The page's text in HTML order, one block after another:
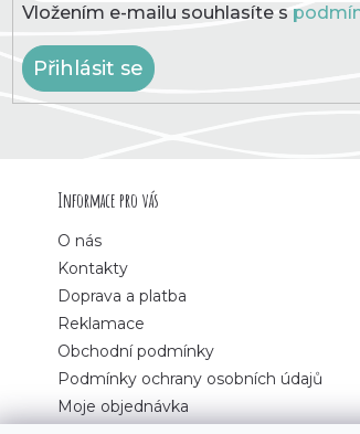
Vložením e-mailu souhlasíte s
Přihlásit se
Informace pro vás
O nás
Kontakty
Doprava a platba
Reklamace
Obchodní podmínky
Podmínky ochrany osobních údajů
Moje objednávka